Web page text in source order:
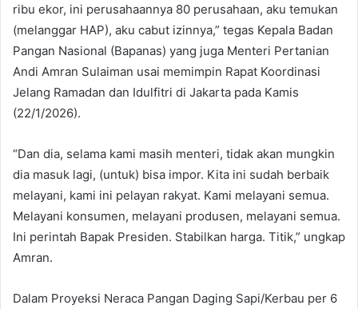
ribu ekor, ini perusahaannya 80 perusahaan, aku temukan
(melanggar HAP), aku cabut izinnya,” tegas Kepala Badan
Pangan Nasional (Bapanas) yang juga Menteri Pertanian
Andi Amran Sulaiman usai memimpin Rapat Koordinasi
Jelang Ramadan dan Idulfitri di Jakarta pada Kamis
(22/1/2026).
“Dan dia, selama kami masih menteri, tidak akan mungkin
dia masuk lagi, (untuk) bisa impor. Kita ini sudah berbaik
melayani, kami ini pelayan rakyat. Kami melayani semua.
Melayani konsumen, melayani produsen, melayani semua.
Ini perintah Bapak Presiden. Stabilkan harga. Titik,” ungkap
Amran.
Dalam Proyeksi Neraca Pangan Daging Sapi/Kerbau per 6